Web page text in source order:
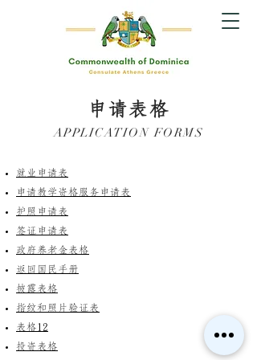
申请表格
APPLICATION FORMS
就业申请表
申请教学资格服务 申请表
护照申请表
签证申请表
政府养老金表格
返回国民手册
披露表格
指纹和照片验证表
表格 12
投资表格